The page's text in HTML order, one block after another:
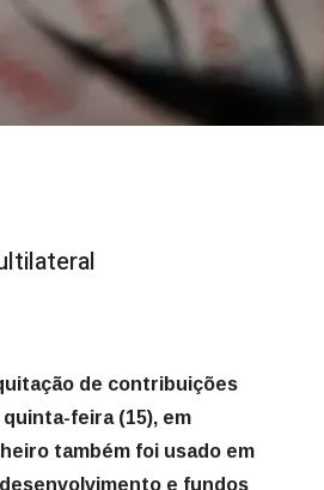
de contribuições
feira (15), em
também foi usado em
e fundos